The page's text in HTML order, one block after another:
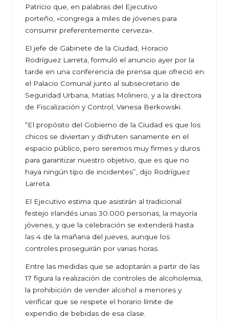
Patricio que, en palabras del Ejecutivo
porteño, «congrega a miles de jóvenes para
consumir preferentemente cerveza».
El jefe de Gabinete de la Ciudad, Horacio
Rodríguez Larreta, formuló el anuncio ayer por la
tarde en una conferencia de prensa que ofreció en
el Palacio Comunal junto al subsecretario de
Seguridad Urbana, Matías Molinero, y a la directora
de Fiscalización y Control, Vanesa Berkowski.
“El propósito del Gobierno de la Ciudad es que los
chicos se diviertan y disfruten sanamente en el
espacio público, pero seremos muy firmes y duros
para garantizar nuestro objetivo, que es que no
haya ningún tipo de incidentes”, dijo Rodríguez
Larreta.
El Ejecutivo estima que asistirán al tradicional
festejo irlandés unas 30.000 personas, la mayoría
jóvenes, y que la celebración se extenderá hasta
las 4 de la mañana del jueves, aunque los
controles proseguirán por varias horas.
Entre las medidas que se adoptarán a partir de las
17 figura la realización de controles de alcoholemia,
la prohibición de vender alcohol a menores y
verificar que se respete el horario límite de
expendio de bebidas de esa clase.